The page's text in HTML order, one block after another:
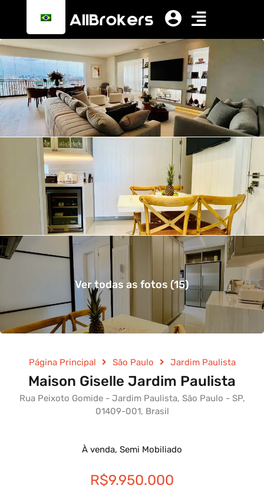
Ver todas as fotos (15)
Página Principal São Paulo Jardim Paulista
Maison Giselle Jardim Paulista
Rua Peixoto Gomide - Jardim Paulista, São Paulo - SP,
01409-001, Brasil
À venda, Semi Mobiliado
R$9.950.000